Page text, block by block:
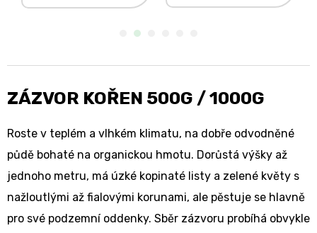
chuť oranžová
na normální
lehká vůně s...
ZÁZVOR KOŘEN 500G / 1000G
Roste v teplém a vlhkém klimatu, na dobře odvodněné
půdě bohaté na organickou hmotu. Dorůstá výšky až
jednoho metru, má úzké kopinaté listy a zelené květy s
nažloutlými až fialovými korunami, ale pěstuje se hlavně
pro své podzemní oddenky. Sběr zázvoru probíhá obvykle